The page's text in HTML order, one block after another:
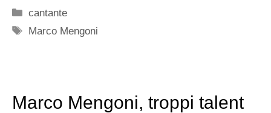
Categorie
cantante
Tag
Marco Mengoni
Marco Mengoni, troppi talent